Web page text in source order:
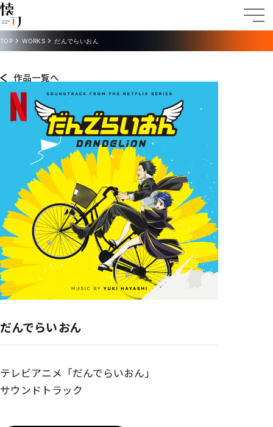
TOP WORKS だんでらいおん
作品一覧へ
だんでらいおん
テレビアニメ「だんでらいおん」
サウンドトラック